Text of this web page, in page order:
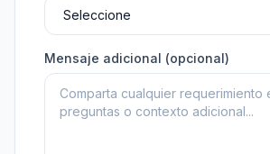
Mensaje adicional (opcional)